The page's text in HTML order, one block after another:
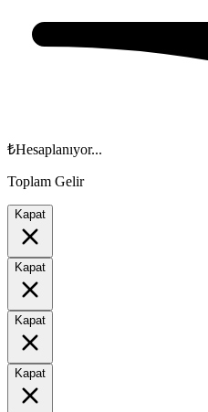
₺Hesaplanıyor...
Toplam Gelir
Kapat
Kapat
Kapat
Kapat